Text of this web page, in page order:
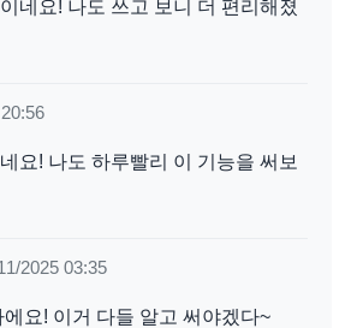
네요! 나도 쓰고 보니 더 편리해졌
요! 나도 하루빨리 이 기능을 써보
2025 03:35
요! 이거 다들 알고 써야겠다~